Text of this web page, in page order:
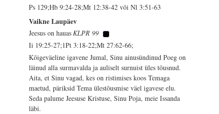
Ps 129;Hb 9:24-28;Mt 12:38-42 või Nl 3:51-63
Vaikne Laupäev
Jeesus on hauasKLPR 99
Ii 19:25-27;1Pt 3:18-22;Mt 27:62-66;
Kõigeväeline igavene Jumal, Sinu ainusündinud Poeg on
läinud alla surmavalda ja auliselt surnuist üles tõusnud.
Aita, et Sinu vagad, kes on ristimises koos Temaga
maetud, päriksid Tema ülestõusmise väel igavese elu.
Seda palume Jeesuse Kristuse, Sinu Poja, meie Issanda
läbi.